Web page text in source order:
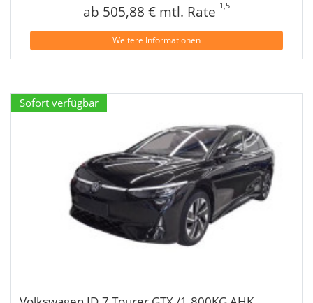
ab 505,88 € mtl. Rate 1,5
Weitere Informationen
Sofort verfügbar